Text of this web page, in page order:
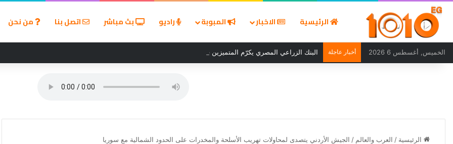
الرئيسية الاخبار المبوبة راديو بث مباشر اتصل بنا من نحن
الخميس, أغسطس 6 2026 أخبار عاجلة البنك الزراعي المصري يكرّم المتميزين في مسابقة القروض الشخصية بعد نتائج قوية بالربع الأول من 2026
الرئيسية / العرب والعالم / الجيش الأردني يتصدى لمحاولات تهريب الأسلحة والمخدرات على الحدود الشمالية مع سوريا